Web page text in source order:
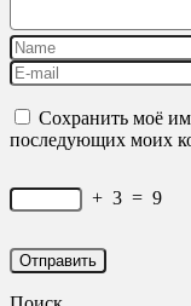
Сохранить моё
последующих моих
+ 3 = 9